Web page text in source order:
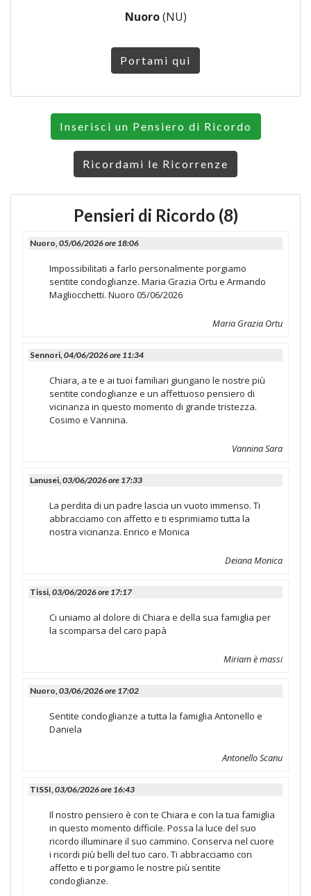
Nuoro(NU)
Portami qui
Inserisci un Pensiero di Ricordo
Ricordami le Ricorrenze
Pensieri di Ricordo (8)
Nuoro,05/06/2026 ore 18:06
Impossibilitati a farlo personalmente porgiamo
sentite condoglianze. Maria Grazia Ortu e Armando
Magliocchetti. Nuoro 05/06/2026
Maria Grazia Ortu
Sennori,04/06/2026 ore 11:34
Chiara, a te e ai tuoi familiari giungano le nostre più
sentite condoglianze e un affettuoso pensiero di
vicinanza in questo momento di grande tristezza.
Cosimo e Vannina.
Vannina Sara
Lanusei,03/06/2026 ore 17:33
La perdita di un padre lascia un vuoto immenso. Ti
abbracciamo con affetto e ti esprimiamo tutta la
nostra vicinanza. Enrico e Monica
Deiana Monica
Tissi,03/06/2026 ore 17:17
Ci uniamo al dolore di Chiara e della sua famiglia per
la scomparsa del caro papà
Miriam è massi
Nuoro,03/06/2026 ore 17:02
Sentite condoglianze a tutta la famiglia Antonello e
Daniela
Antonello Scanu
TISSI,03/06/2026 ore 16:43
Il nostro pensiero è con te Chiara e con la tua famiglia
in questo momento difficile. Possa la luce del suo
ricordo illuminare il suo cammino. Conserva nel cuore
i ricordi più belli del tuo caro. Ti abbracciamo con
affetto e ti porgiamo le nostre più sentite
condoglianze.